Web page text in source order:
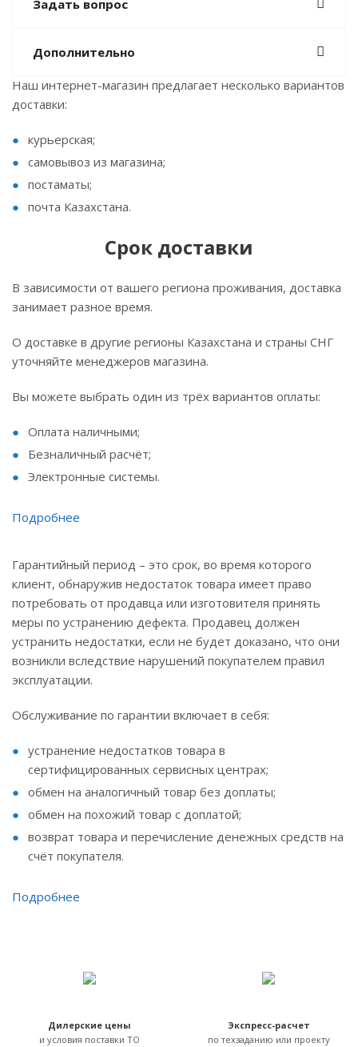
Задать вопрос
Дополнительно
Наш интернет-магазин предлагает несколько вариантов
доставки:
курьерская;
самовывоз из магазина;
постаматы;
почта Казахстана.
Срок доставки
В зависимости от вашего региона проживания, доставка
занимает разное время.
О доставке в другие регионы Казахстана и страны СНГ
уточняйте менеджеров магазина.
Вы можете выбрать один из трёх вариантов оплаты:
Оплата наличными;
Безналичный расчёт;
Электронные системы.
Подробнее
Гарантийный период – это срок, во время которого
клиент, обнаружив недостаток товара имеет право
потребовать от продавца или изготовителя принять
меры по устранению дефекта. Продавец должен
устранить недостатки, если не будет доказано, что они
возникли вследствие нарушений покупателем правил
эксплуатации.
Обслуживание по гарантии включает в себя:
устранение недостатков товара в
сертифицированных сервисных центрах;
обмен на аналогичный товар без доплаты;
обмен на похожий товар с доплатой;
возврат товара и перечисление денежных средств на
счёт покупателя.
Подробнее
Дилерские цены
и условия поставки ТО
Экспресс-расчет
по техзаданию или проекту